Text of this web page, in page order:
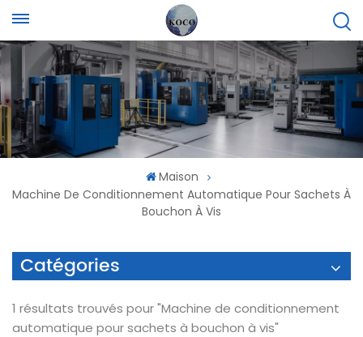
Maison
Machine De Conditionnement Automatique Pour Sachets À
Bouchon À Vis
Catégories
1 résultats trouvés pour "Machine de conditionnement
automatique pour sachets à bouchon à vis"